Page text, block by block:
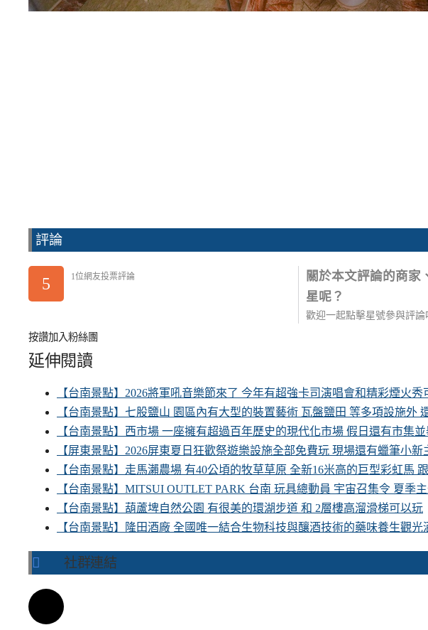
評論
5 1位網友投票評論
關於本文評論的商家
星呢？
歡迎一起點擊星號參與評論
按讚加入粉絲團
延伸閱讀
【台南景點】2026將軍吼音樂節來了 今年有超強卡司演唱會和精彩煙火秀
【台南景點】七股鹽山 園區內有大型的裝置藝術 瓦盤鹽田 等多項設施外
【台南景點】西市場 一座擁有超過百年歷史的現代化市場 假日還有市集
【屏東景點】2026屏東夏日狂歡祭遊樂設施全部免費玩 現場還有蠟筆小新
【台南景點】走馬瀨農場 有40公頃的牧草草原 全新16米高的巨型彩虹馬
【台南景點】MITSUI OUTLET PARK 台南 玩具總動員 宇宙召集令 夏季
【台南景點】葫蘆埤自然公園 有很美的環湖步道 和 2層樓高溜滑梯可以玩
【台南景點】隆田酒廠 全國唯一結合生物科技與釀酒技術的藥味養生觀光
社群連結